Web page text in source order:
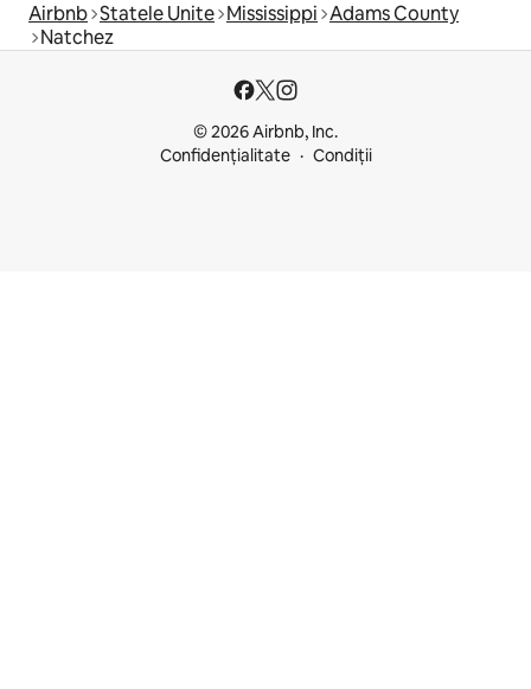
Airbnb Statele Unite Mississippi Adams County
Natchez
© 2026 Airbnb, Inc.
Confidențialitate
Condiții